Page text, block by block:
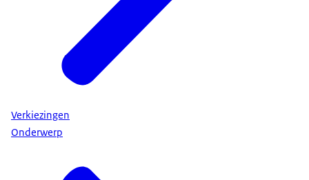
Verkiezingen
Onderwerp